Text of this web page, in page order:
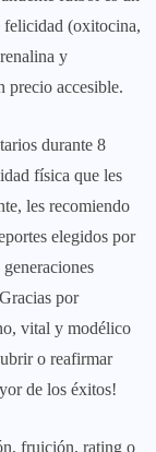
felicidad (oxitocina,
y
precio accesible.
durante 8
física que les
les recomiendo
elegidos por
por
vital y modélico
o reafirmar
de los éxitos!
fruición, rating o